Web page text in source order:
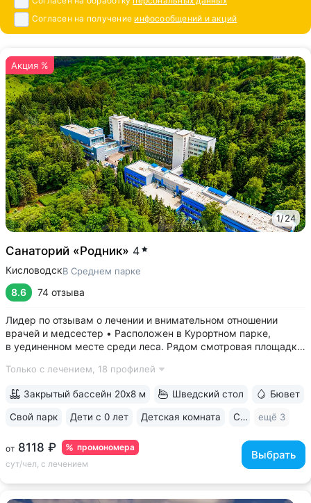
Согласен на получение инфосообщений и акций
Акция %
1/24
Санаторий «Родник» 4
КисловодскВ Среднем парке
8.6 74 отзыва
Лидер по отзывам о лечении и внимательном отношении
врачей и медсестер • Расположен в Курортном парке,
в уединенном месте среди леса. Рядом смотровая площадка.
пение птиц • Удобный выход в Нижний и Верхний парки:
Только с лечением, 18 профилей
промономера
от 8118 ₽
сут/чел, с лечением
Выбрать
Закрытый бассейн 20х8 м Шведский стол Бювет
Свой парк Дети с 0 лет Детская комната Спа ещё 3